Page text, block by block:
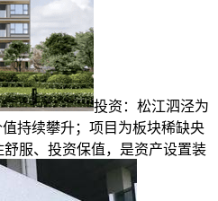
投资：松江泗泾为
持续攀升；项目为板块稀缺央
服、投资保值，是资产设置装